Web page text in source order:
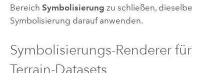
Bereich Symbolisierung zu schließen, dieselbe
Symbolisierung darauf anwenden.
Symbolisierungs-Renderer für
Terrain-Datasets